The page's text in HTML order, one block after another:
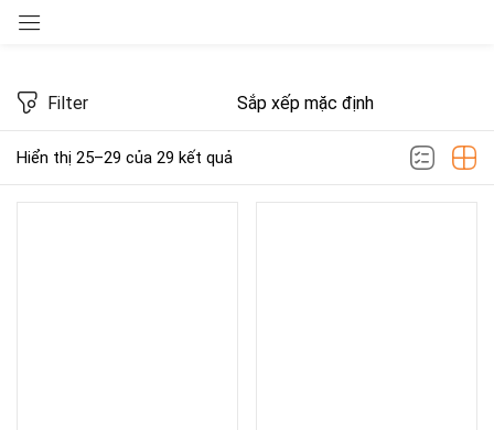
Tags
Hiển thị 25–29 của 29 kết quả
Filter